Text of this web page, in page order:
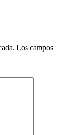
Los campos